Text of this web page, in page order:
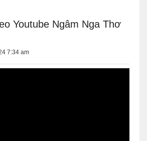
Youtube Ngâm Nga Thơ
7:34 am